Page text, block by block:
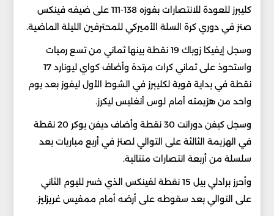
كليبرز للعودة للانتصارات بفوزه 138-111 على ضيفه فينكس
صنز في دوري كرة السلة الأميركي للمحترفين الليلة الماضية.
وسجل إيفيكا زوباك 19 نقطة بينها ثماني من تسع رميات
واستحوذ على ثماني كرات مرتدة وأضاف كواي ليونارد 17
نقطة في بداية قوية لكليبرز في الشوط الأول ليفوز بعد يوم
واحد من هزيمته أمام لوس أنغليس ليكرز.
وسجل كيفن دورانت 30 نقطة وأضاف ديفن بوكر 20 نقطة
في الهزيمة الثالثة على التوالي لصنز في أربع مباريات بعد
سلسلة من أربعة انتصارات متتالية.
وأحرز برادلي بيل 15 نقطة لفينكس الذي خسر لليوم الثاني
على التوالي بعد سقوطه على أرضه أمام ممفيس غريزليز.